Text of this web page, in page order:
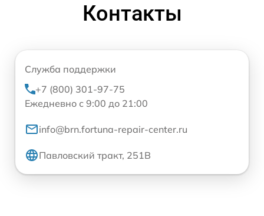
Контакты
Служба поддержки
+7 (800) 301-97-75
Ежедневно с 9:00 до 21:00
info@brn.fortuna-repair-center.ru
Павловский тракт, 251В